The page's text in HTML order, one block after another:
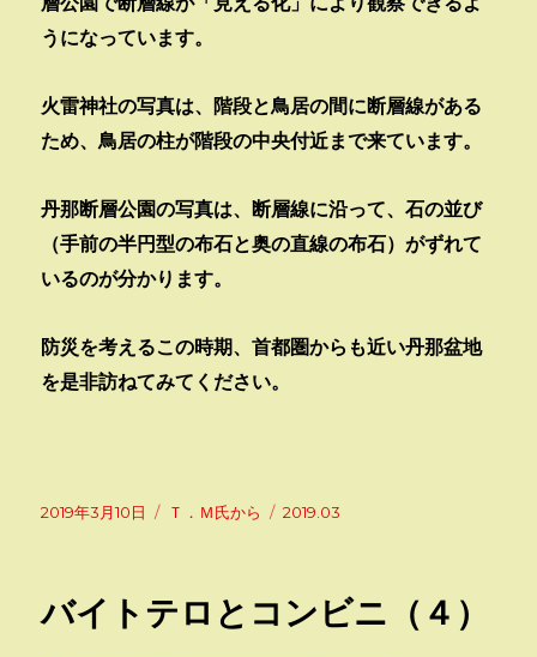
うになっています。
火雷神社の写真は、階段と鳥居の間に断層線がある
ため、鳥居の柱が階段の中央付近まで来ています。
丹那断層公園の写真は、断層線に沿って、石の並び
（手前の半円型の布石と奥の直線の布石）がずれて
いるのが分かります。
防災を考えるこの時期、首都圏からも近い丹那盆地
を是非訪ねてみてください。
投
2019年3月10日
カ
ー
Ｔ．Ｍ氏から
タ
2019.03
バイトテロとコンビニ（４）